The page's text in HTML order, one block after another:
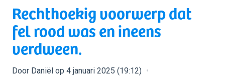
Rechthoekig voorwerp dat
fel rood was en ineens
verdween.
Door Daniël op 4 januari 2025 (19:12)